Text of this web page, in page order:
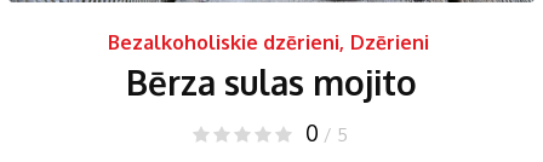
Bezalkoholiskie dzērieni, Dzērieni
Bērza sulas mojito
0 / 5